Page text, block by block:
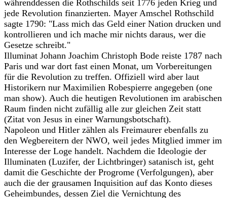
währenddessen die Rothschilds seit 1776 jeden Krieg und
jede Revolution finanzierten. Mayer Amschel Rothschild
sagte 1790: "Lass mich das Geld einer Nation drucken und
kontrollieren und ich mache mir nichts daraus, wer die
Gesetze schreibt."
Illuminat Johann Joachim Christoph Bode reiste 1787 nach
Paris und war dort fast einen Monat, um Vorbereitungen
für die Revolution zu treffen. Offiziell wird aber laut
Historikern nur Maximilien Robespierre angegeben (one
man show). Auch die heutigen Revolutionen im arabischen
Raum finden nicht zufällig alle zur gleichen Zeit statt
(Zitat von Jesus in einer Warnungsbotschaft).
Napoleon und Hitler zählen als Freimaurer ebenfalls zu
den Wegbereitern der NWO, weil jedes Mitglied immer im
Interesse der Loge handelt. Nachdem die Ideologie der
Illuminaten (Luzifer, der Lichtbringer) satanisch ist, geht
damit die Geschichte der Progrome (Verfolgungen), aber
auch die der grausamen Inquisition auf das Konto dieses
Geheimbundes, dessen Ziel die Vernichtung des